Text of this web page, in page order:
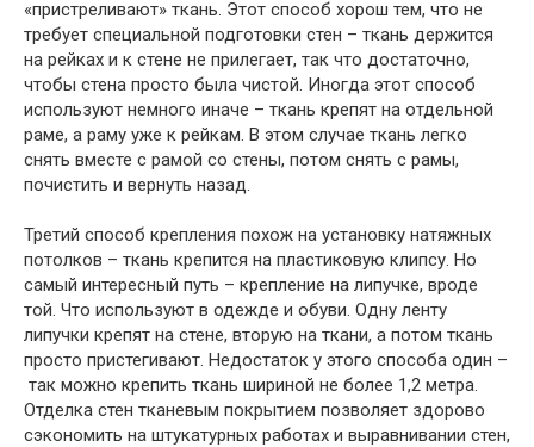
«пристреливают» ткань. Этот способ хорош тем, что не
требует специальной подготовки стен – ткань держится
на рейках и к стене не прилегает, так что достаточно,
чтобы стена просто была чистой. Иногда этот способ
используют немного иначе – ткань крепят на отдельной
раме, а раму уже к рейкам. В этом случае ткань легко
снять вместе с рамой со стены, потом снять с рамы,
почистить и вернуть назад.
Третий способ крепления похож на установку натяжных
потолков – ткань крепится на пластиковую клипсу. Но
самый интересный путь – крепление на липучке, вроде
той. Что используют в одежде и обуви. Одну ленту
липучки крепят на стене, вторую на ткани, а потом ткань
просто пристегивают. Недостаток у этого способа один –
так можно крепить ткань шириной не более 1,2 метра.
Отделка стен тканевым покрытием позволяет здорово
сэкономить на штукатурных работах и выравнивании стен,